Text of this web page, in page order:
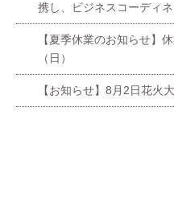
携し、ビジネスコーディ
【夏季休業のお知らせ】
（日）
【お知らせ】8月2日花火